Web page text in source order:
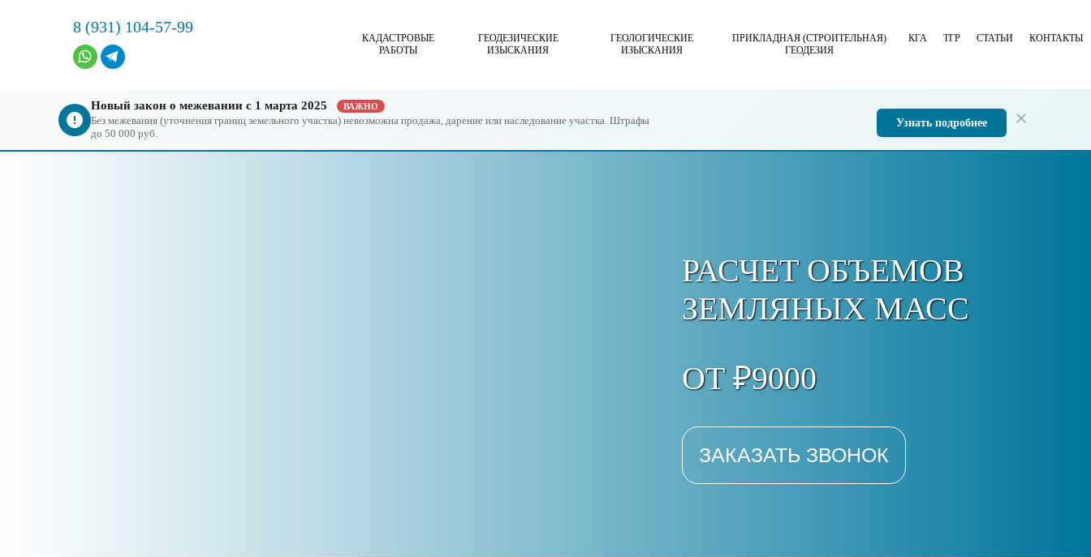
8 (931) 104-57-99
КАДАСТРОВЫЕ
РАБОТЫ
ГЕОДЕЗИЧЕСКИЕ
ИЗЫСКАНИЯ
ГЕОЛОГИЧЕСКИЕ
ИЗЫСКАНИЯ
ПРИКЛАДНАЯ (СТРОИТЕЛЬНАЯ)
ГЕОДЕЗИЯ
КГА ТГР СТАТЬИ КОНТАКТЫ
Новый закон о межевании с 1 марта 2025 ВАЖНО
Без межевания (уточнения границ земельного участка) невозможна продажа, дарение или наследование участка. Штрафы
до 50 000 руб.
Узнать подробнее
РАСЧЕТ ОБЪЕМОВ
ЗЕМЛЯНЫХ МАСС
ОТ ₽9000
ЗАКАЗАТЬ ЗВОНОК